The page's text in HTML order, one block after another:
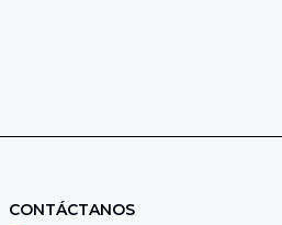
CONTÁCTANOS